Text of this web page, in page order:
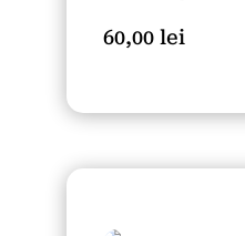
60,00 lei